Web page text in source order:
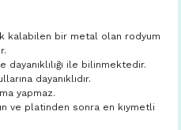
kalabilen bir metal olan rodyum
ile bilinmektedir.
dayanıklıdır.
yapmaz.
ve platinden sonra en kıymetli